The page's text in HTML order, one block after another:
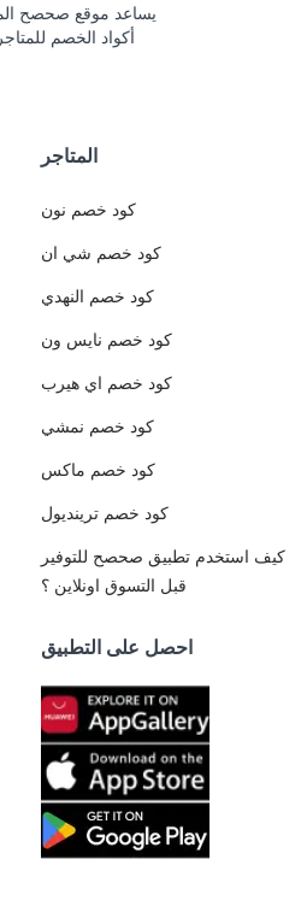
يساعد موقع صحصح
أكواد الخصم
المتاجر
كود خصم نون
كود خصم شي ان
كود خصم النهدي
كود خصم نايس ون
كود خصم اي هيرب
كود خصم نمشي
كود خصم ماكس
كود خصم ترينديول
كيف استخدم تطبيق صحصح للتوفير
قبل التسوق اونلاين ؟
احصل على التطبيق